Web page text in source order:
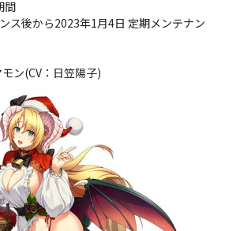
間
ス後から2023年1月4日 定期メンテナン
ン(CV：日笠陽子)